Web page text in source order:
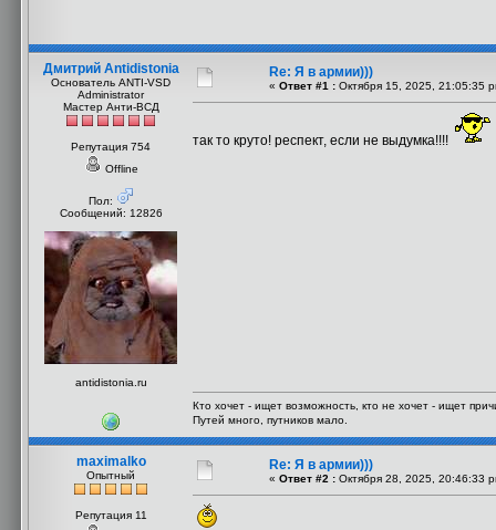
Дмитрий Antidistonia
Основатель ANTI-VSD
Administrator
Мастер Анти-ВСД
Репутация 754
Offline
Пол:
Сообщений: 12826
antidistonia.ru
Re: Я в армии)))
« Ответ #1 : Октября 15, 2025, 21:05:35
так то круто! респект, если не выдумка!!!!
Кто хочет - ищет возможность, кто не хочет - ищет
Путей много, путников мало.
maximalko
Опытный
Репутация 11
Re: Я в армии)))
« Ответ #2 : Октября 28, 2025, 20:46:33